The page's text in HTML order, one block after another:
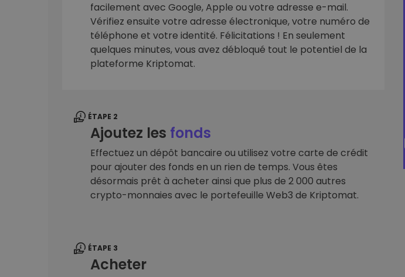
sécurisé
Explorateur d'investissement
Trouve ta stratégie crypto
facilement avec Google, Apple ou votre adresse e-mail.
Vérifiez ensuite votre adresse électronique, votre numéro de
téléphone et votre identité. Félicitations ! En seulement
quelques minutes, vous avez débloqué tout le potentiel de la
plateforme Kriptomat.
ÉTAPE 2
Ajoutez les fonds
Effectuez un dépôt bancaire ou utilisez votre carte de crédit
pour ajouter des fonds en un rien de temps. Vous êtes
désormais prêt à acheter ainsi que plus de 2 000 autres
crypto-monnaies avec le portefeuille Web3 de Kriptomat.
ÉTAPE 3
Acheter